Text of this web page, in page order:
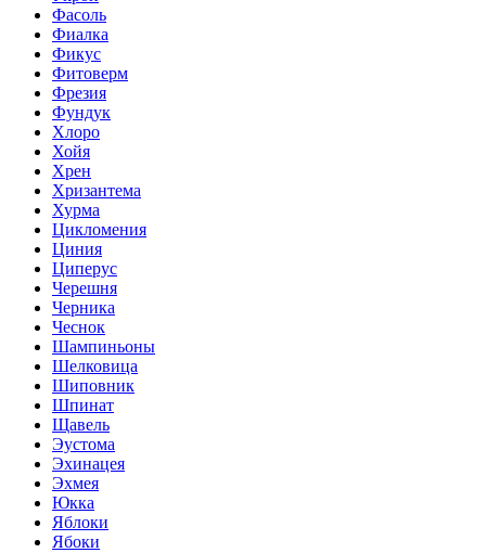
Фасоль
Фиалка
Фикус
Фитоверм
Фрезия
Фундук
Хлоро
Хойя
Хрен
Хризантема
Хурма
Цикломения
Циния
Циперус
Черешня
Черника
Чеснок
Шампиньоны
Шелковица
Шиповник
Шпинат
Щавель
Эустома
Эхинацея
Эхмея
Юкка
Яблоки
Ябоки